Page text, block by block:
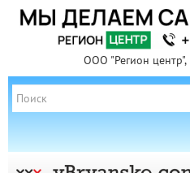
ООО "Регион